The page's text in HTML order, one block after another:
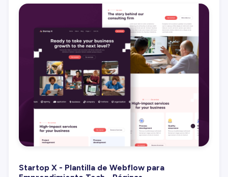
Startop X - Plantilla de Webflow para